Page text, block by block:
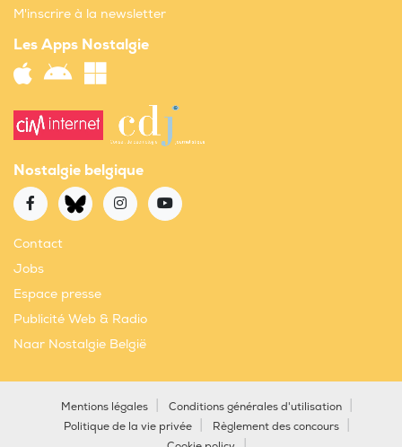
M'inscrire à la newsletter
Les Apps Nostalgie
Nostalgie belgique
Contact
Jobs
Espace presse
Publicité Web & Radio
Naar Nostalgie België
Mentions légales
Conditions générales d'utilisation
Politique de la vie privée
Règlement des concours